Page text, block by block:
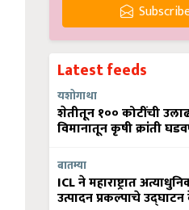
Latest feeds
यशोगाथा
शेतीतून १०० कोटींची
विमानातून कृषी क्रांती
बातम्या
ICL ने महाराष्ट्रात
उत्पादन प्रकल्पाचे